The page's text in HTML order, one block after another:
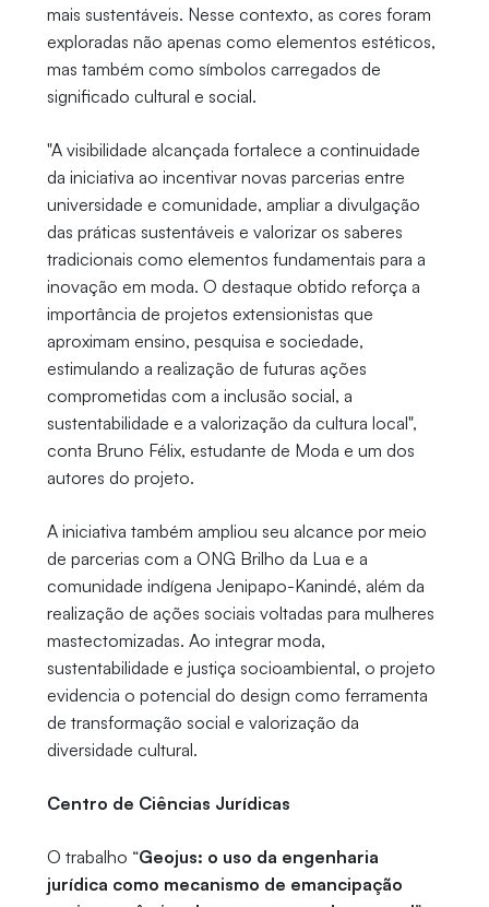
mais sustentáveis. Nesse contexto, as cores foram
exploradas não apenas como elementos estéticos,
mas também como símbolos carregados de
significado cultural e social.
"A visibilidade alcançada fortalece a continuidade
da iniciativa ao incentivar novas parcerias entre
universidade e comunidade, ampliar a divulgação
das práticas sustentáveis e valorizar os saberes
tradicionais como elementos fundamentais para a
inovação em moda. O destaque obtido reforça a
importância de projetos extensionistas que
aproximam ensino, pesquisa e sociedade,
estimulando a realização de futuras ações
comprometidas com a inclusão social, a
sustentabilidade e a valorização da cultura local",
conta Bruno Félix, estudante de Moda e um dos
autores do projeto.
A iniciativa também ampliou seu alcance por meio
de parcerias com a ONG Brilho da Lua e a
comunidade indígena Jenipapo-Kanindé, além da
realização de ações sociais voltadas para mulheres
mastectomizadas. Ao integrar moda,
sustentabilidade e justiça socioambiental, o projeto
evidencia o potencial do design como ferramenta
de transformação social e valorização da
diversidade cultural.
Centro de Ciências Jurídicas
O trabalho “Geojus: o uso da engenharia
jurídica como mecanismo de emancipação